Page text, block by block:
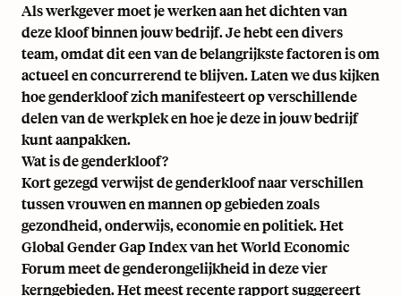
Als werkgever moet je werken aan het dichten van
deze kloof binnen jouw bedrijf. Je hebt eendivers
team, omdat dit een van de belangrijkste factoren is om
actueel en concurrerend te blijven. Laten we dus kijken
hoe genderkloof zich manifesteert op verschillende
delen van de werkplek en hoe je deze in jouw bedrijf
kunt aanpakken.
Wat is de genderkloof?
Kort gezegd verwijst de genderkloof naar verschillen
tussen vrouwen en mannen op gebieden zoals
gezondheid, onderwijs, economie en politiek. Het
Global Gender Gap Index van het World Economic
Forum meet de genderongelijkheid in deze vier
kerngebieden.Het meest recente rapport suggereert